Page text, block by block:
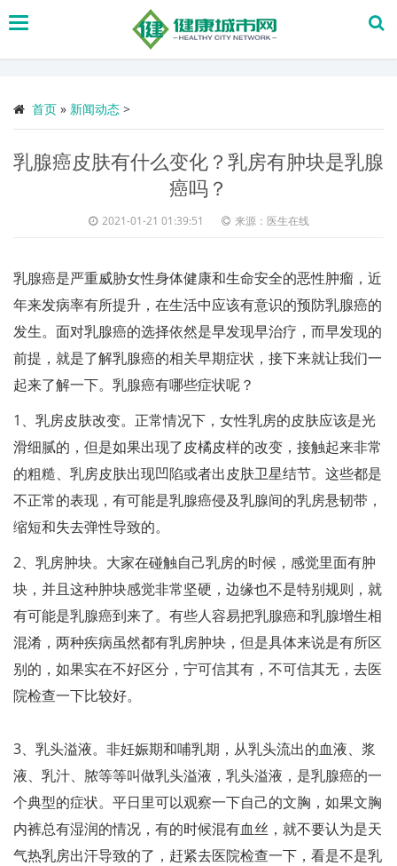
搜
首页 » 新闻动态 >
乳腺癌皮肤有什么变化？乳房有肿块是乳腺
癌吗？
2021-01-21 01:39:51 来源：医生在线
乳腺癌是严重威胁女性身体健康和生命安全的恶性肿瘤，近
年来发病率有所提升，在生活中应该有意识的预防乳腺癌的
发生。面对乳腺癌的选择依然是早发现早治疗，而早发现的
前提，就是了解乳腺癌的相关早期症状，接下来就让我们一
起来了解一下。乳腺癌有哪些症状呢？
1、乳房皮肤改变。正常情况下，女性乳房的皮肤应该是光
滑细腻的，但是如果出现了皮橘皮样的改变，接触起来非常
的粗糙、乳房皮肤出现凹陷或者出皮肤卫星结节。这些都是
不正常的表现，有可能是乳腺癌侵及乳腺间的乳房悬韧带，
缩短和失去弹性导致的。
2、乳房肿块。大家在碰触自己乳房的时候，感觉里面有肿
块，并且这种肿块感觉非常坚硬，边缘也不是特别规则，就
有可能是乳腺癌到来了。有些人容易把乳腺癌和乳腺增生相
混淆，两种疾病虽然都有乳房肿块，但是具体来说是有所区
别的，如果实在不好区分，宁可信其有，不可信其无，去医
院检查一下比较好。
3、乳头溢液。非妊娠期和哺乳期，从乳头流出的血液、浆
液、乳汁、脓等等叫做乳头溢液，乳头溢液，是乳腺癌的一
个典型的症状。平日里可以观察一下自己的文胸，如果文胸
内裤总有湿润的情况，有的时候混有血丝，就不要认为是天
气热乳房出汗导致的了，赶紧去医院检查一下，看是不是乳